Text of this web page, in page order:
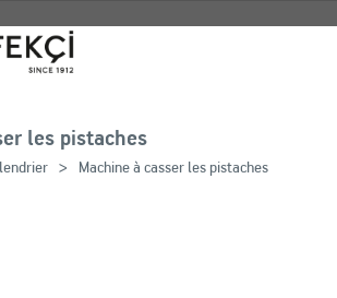
les pistaches
Machine à casser les pistaches